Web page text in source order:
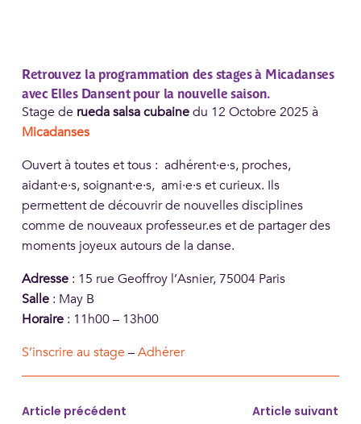
Retrouvez la programmation des stages à Micadanses
avec Elles Dansent pour la nouvelle saison.
Stage de rueda salsa cubainedu 12 Octobre 2025 à
Micadanses
Ouvert à toutes et tous : adhérent·e·s, proches,
aidant·e·s, soignant·e·s, ami·e·s et curieux. Ils
permettent de découvrir de nouvelles disciplines
comme de nouveaux professeur.es et de partager des
moments joyeux autours de la danse.
Adresse: 15 rue Geoffroy l’Asnier, 75004 Paris
Salle: May B
Horaire: 11h00 – 13h00
S’inscrire au stage –Adhérer
Article précédent Article suivant